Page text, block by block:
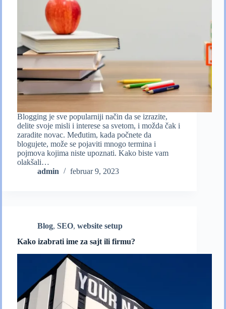
Blogging je sve popularniji način da se izrazite,
delite svoje misli i interese sa svetom, i možda čak i
zaradite novac. Međutim, kada počnete da
blogujete, može se pojaviti mnogo termina i
pojmova kojima niste upoznati. Kako biste vam
olakšali…
admin
februar 9, 2023
Blog, SEO, website setup
Kako izabrati ime za sajt ili firmu?